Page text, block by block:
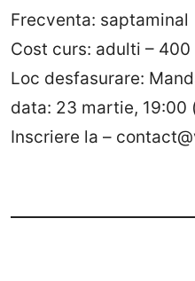
Frecventa: saptaminal
Cost curs: adulti –
Loc desfasurare:
data: 23 martie, 19:00
Inscriere la –